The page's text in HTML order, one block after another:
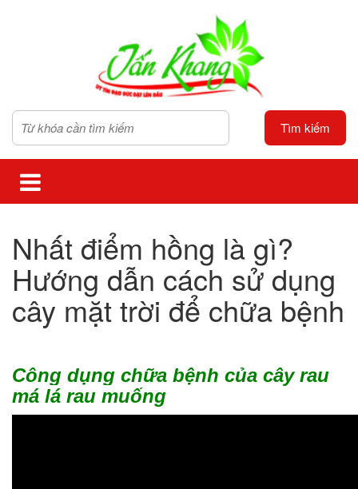
Tìm kiếm
Nhất điểm hồng là gì?
Hướng dẫn cách sử dụng
cây mặt trời để chữa bệnh
Công dụng chữa bệnh của cây rau
má lá rau muống